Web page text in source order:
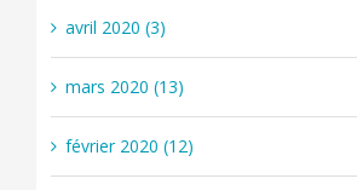
avril 2020 (3)
mars 2020 (13)
février 2020 (12)